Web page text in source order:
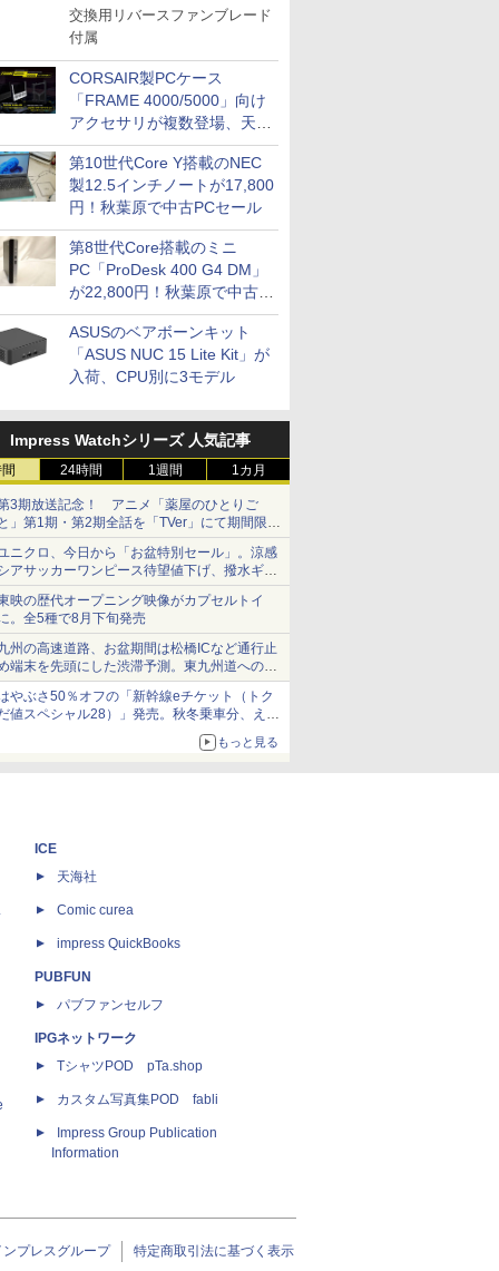
に単品パッケージ
交換用リバースファンブレード
付属
CORSAIR製PCケース
「FRAME 4000/5000」向け
アクセサリが複数登場、天然
木製パネルや背面コネクタ対
応トレイなど
第10世代Core Y搭載のNEC
製12.5インチノートが17,800
円！秋葉原で中古PCセール
第8世代Core搭載のミニ
PC「ProDesk 400 G4 DM」
が22,800円！秋葉原で中古
PCセール
ASUSのベアボーンキット
「ASUS NUC 15 Lite Kit」が
入荷、CPU別に3モデル
Impress Watchシリーズ 人気記事
24時間 1週間 1カ月
3期放送記念！ アニメ「薬屋のひとりご
」第1期・第2期全話を「TVer」にて期間限定
順次無料配信開始
ニクロ、今日から「お盆特別セール」。涼感
アサッカーワンピース待望値下げ、撥水ギア
ョーツは1990円に
映の歴代オープニング映像がカプセルトイ
。全5種で8月下旬発売
州の高速道路、お盆期間は松橋ICなど通行止
端末を先頭にした渋滞予測。東九州道への迂
は料金調整を実施
やぶさ50％オフの「新幹線eチケット（トク
値スペシャル28）」発売。秋冬乗車分、えき
もっと見る
ICE
天海社
Comic curea
impress QuickBooks
PUBFUN
パブファンセルフ
IPGネットワーク
TシャツPOD pTa.shop
カスタム写真集POD fabli
Impress Group Publication
Information
ンプレスグループ 特定商取引法に基づく表示